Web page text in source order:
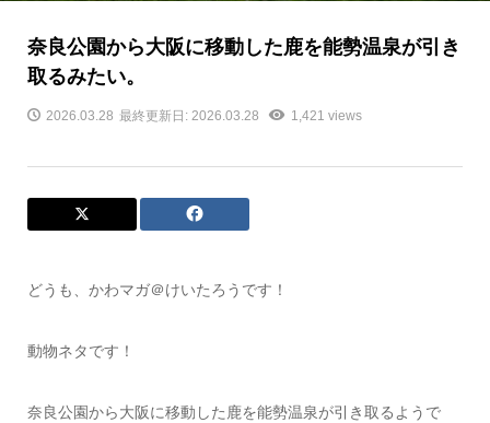
奈良公園から大阪に移動した鹿を能勢温泉が引き
取るみたい。
2026.03.28 最終更新日: 2026.03.28 1,421 views
どうも、かわマガ＠けいたろうです！
動物ネタです！
奈良公園から大阪に移動した鹿を能勢温泉が引き取るようで